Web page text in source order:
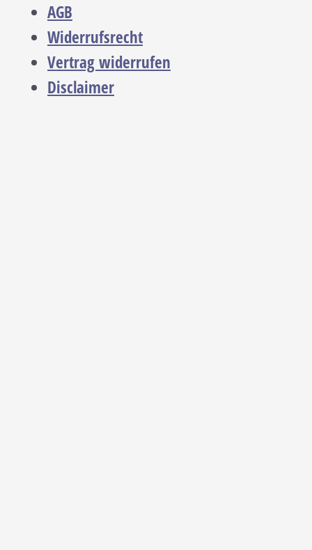
AGB
Widerrufsrecht
Vertrag widerrufen
Disclaimer